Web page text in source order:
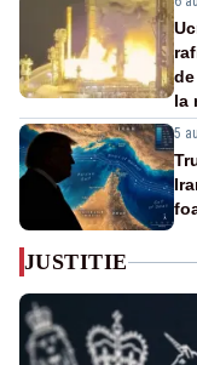
la
5
JUSTITIE